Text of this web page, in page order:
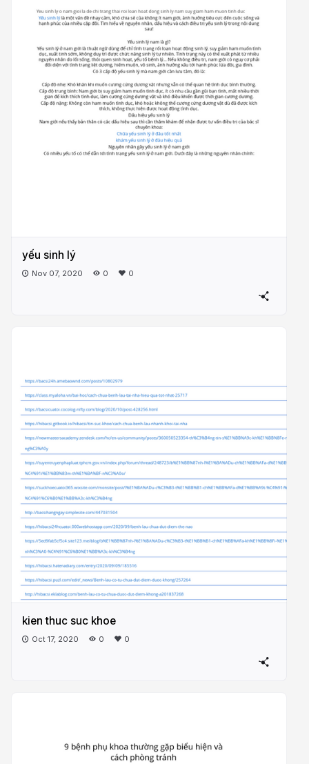
yếu sinh lý
Nov 07, 2020 0 0
kien thuc suc khoe
Oct 17, 2020 0 0